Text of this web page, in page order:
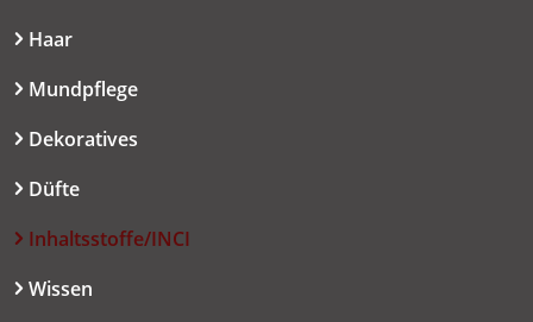
Haar
Mundpflege
Dekoratives
Düfte
Inhaltsstoffe/INCI
Wissen